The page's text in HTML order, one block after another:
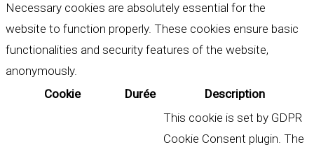
Necessary cookies are absolutely essential for the
website to function properly. These cookies ensure basic
functionalities and security features of the website,
anonymously.
Cookie
Durée Description
This cookie is set by GDPR
Cookie Consent plugin. The